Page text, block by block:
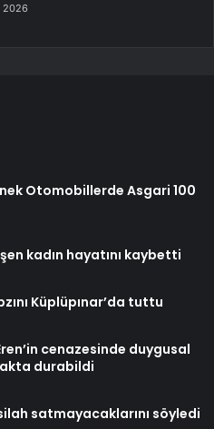
2026
Otomobillerde Asgari 100
kadın hayatını kaybetti
Küplüpınar’da tuttu
cenazesinde duygusal
durabildi
satmayacaklarını söyledi